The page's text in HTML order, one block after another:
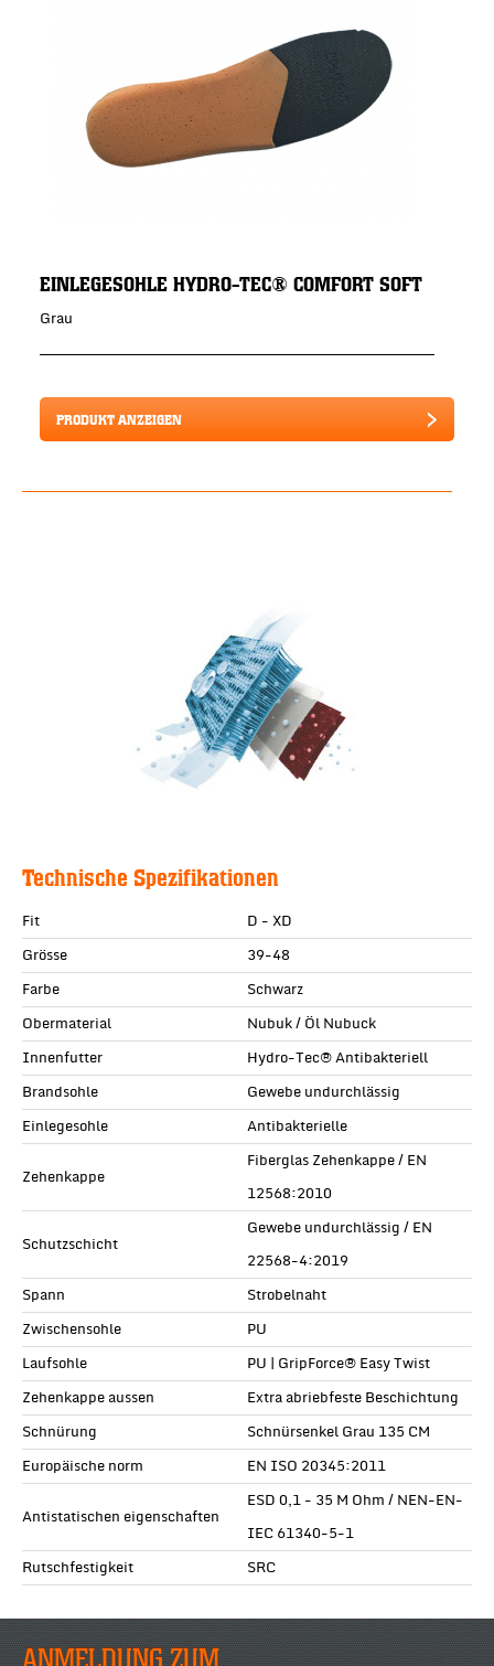
EINLEGESOHLE HYDRO-TEC® COMFORT SOFT
Grau
PRODUKT ANZEIGEN
Technische Spezifikationen
Fit
D - XD
Grösse
39-48
Farbe
Schwarz
Obermaterial
Nubuk / Öl Nubuck
Innenfutter
Hydro-Tec® Antibakteriell
Brandsohle
Gewebe undurchlässig
Einlegesohle
Antibakterielle
Zehenkappe
Fiberglas Zehenkappe / EN
12568:2010
Schutzschicht
Gewebe undurchlässig / EN
22568-4:2019
Spann
Strobelnaht
Zwischensohle
PU
Laufsohle
PU | GripForce® Easy Twist
Zehenkappe aussen
Extra abriebfeste Beschichtung
Schnürung
Schnürsenkel Grau 135 CM
Europäische norm
EN ISO 20345:2011
Antistatischen eigenschaften
ESD 0,1 - 35 M Ohm / NEN-EN-
IEC 61340-5-1
Rutschfestigkeit
SRC